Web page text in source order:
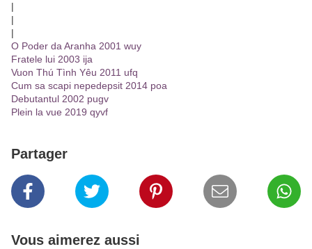
|
|
|
O Poder da Aranha 2001 wuy
Fratele lui 2003 ija
Vuon Thú Tình Yêu 2011 ufq
Cum sa scapi nepedepsit 2014 poa
Debutantul 2002 pugv
Plein la vue 2019 qyvf
Partager
Vous aimerez aussi